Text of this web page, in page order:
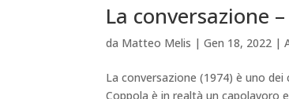
La conversazione
da Matteo Melis |Gen 18, 2022 |
La conversazione (1974) è uno
Coppola è in realtà un capolavoro